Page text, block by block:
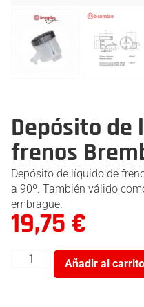
Depósito de
frenos
Depósito de líquido de
a 90º. También válido
embrague.
19,75 €
Añadir al carrito